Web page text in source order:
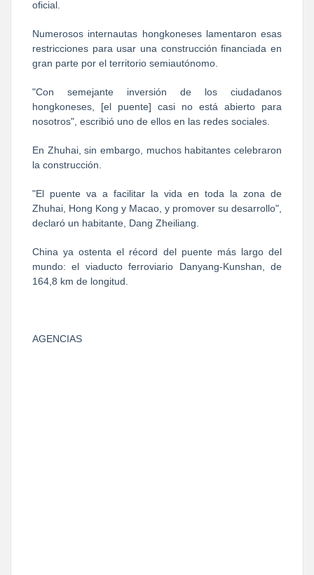
oficial.
Numerosos internautas hongkoneses lamentaron esas
restricciones para usar una construcción financiada en
gran parte por el territorio semiautónomo.
"Con semejante inversión de los ciudadanos
hongkoneses, [el puente] casi no está abierto para
nosotros", escribió uno de ellos en las redes sociales.
En Zhuhai, sin embargo, muchos habitantes celebraron
la construcción.
"El puente va a facilitar la vida en toda la zona de
Zhuhai, Hong Kong y Macao, y promover su desarrollo",
declaró un habitante, Dang Zheiliang.
China ya ostenta el récord del puente más largo del
mundo: el viaducto ferroviario Danyang-Kunshan, de
164,8 km de longitud.
AGENCIAS